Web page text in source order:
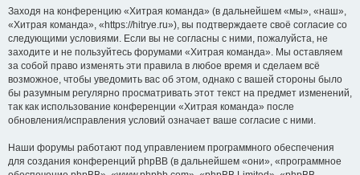
Заходя на конференцию «Хитрая команда» (в дальнейшем «мы», «наш»,
«Хитрая команда», «https://hitrye.ru»), вы подтверждаете своё согласие со
следующими условиями. Если вы не согласны с ними, пожалуйста, не
заходите и не пользуйтесь форумами «Хитрая команда». Мы оставляем
за собой право изменять эти правила в любое время и сделаем всё
возможное, чтобы уведомить вас об этом, однако с вашей стороны было
бы разумным регулярно просматривать этот текст на предмет изменений,
так как использование конференции «Хитрая команда» после
обновления/исправления условий означает ваше согласие с ними.
Наши форумы работают под управлением программного обеспечения
для создания конференций phpBB (в дальнейшем «они», «программное